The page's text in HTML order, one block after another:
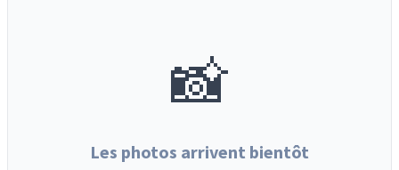
📸
Les photos arrivent bientôt